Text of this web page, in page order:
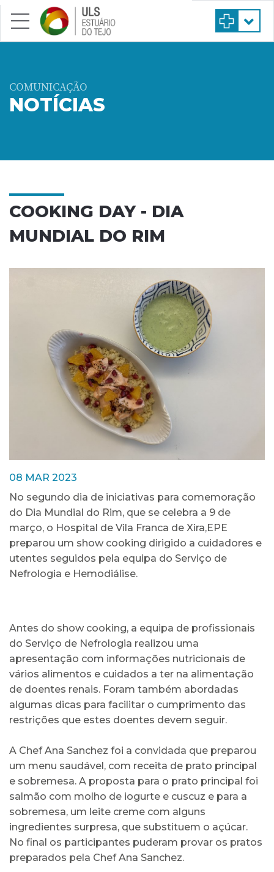
Saltar para conteúdo principal
COMUNICAÇÃO
NOTÍCIAS
COOKING DAY - DIA
MUNDIAL DO RIM
08 MAR 2023
No segundo dia de iniciativas para comemoração
do Dia Mundial do Rim, que se celebra a 9 de
março, o Hospital de Vila Franca de Xira,EPE
preparou um show cooking dirigido a cuidadores e
utentes seguidos pela equipa do Serviço de
Nefrologia e Hemodiálise.
Antes do show cooking, a equipa de profissionais
do Serviço de Nefrologia realizou uma
apresentação com informações nutricionais de
vários alimentos e cuidados a ter na alimentação
de doentes renais. Foram também abordadas
algumas dicas para facilitar o cumprimento das
restrições que estes doentes devem seguir.
A Chef Ana Sanchez foi a convidada que preparou
um menu saudável, com receita de prato principal
e sobremesa. A proposta para o prato principal foi
salmão com molho de iogurte e cuscuz e para a
sobremesa, um leite creme com alguns
ingredientes surpresa, que substituem o açúcar.
No final os participantes puderam provar os pratos
preparados pela Chef Ana Sanchez.